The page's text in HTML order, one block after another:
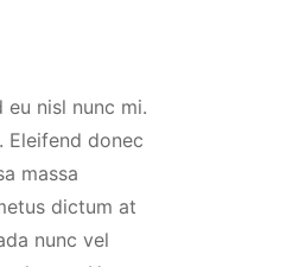
nisl nunc mi.
Eleifend donec
massa
dictum at
nunc vel